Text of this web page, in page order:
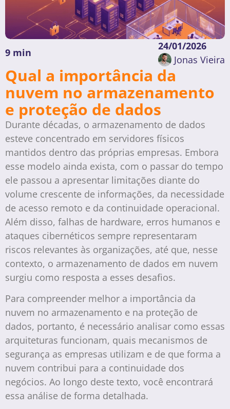
9 min
24/01/2026
Jonas Vieira
Qual a importância da
nuvem no armazenamento
e proteção de dados
Durante décadas, o armazenamento de dados
esteve concentrado em servidores físicos
mantidos dentro das próprias empresas. Embora
esse modelo ainda exista, com o passar do tempo
ele passou a apresentar limitações diante do
volume crescente de informações, da necessidade
de acesso remoto e da continuidade operacional.
Além disso, falhas de hardware, erros humanos e
ataques cibernéticos sempre representaram
riscos relevantes às organizações, até que, nesse
contexto, o armazenamento de dados em nuvem
surgiu como resposta a esses desafios.
Para compreender melhor a importância da
nuvem no armazenamento e na proteção de
dados, portanto, é necessário analisar como essas
arquiteturas funcionam, quais mecanismos de
segurança as empresas utilizam e de que forma a
nuvem contribui para a continuidade dos
negócios. Ao longo deste texto, você encontrará
essa análise de forma detalhada.